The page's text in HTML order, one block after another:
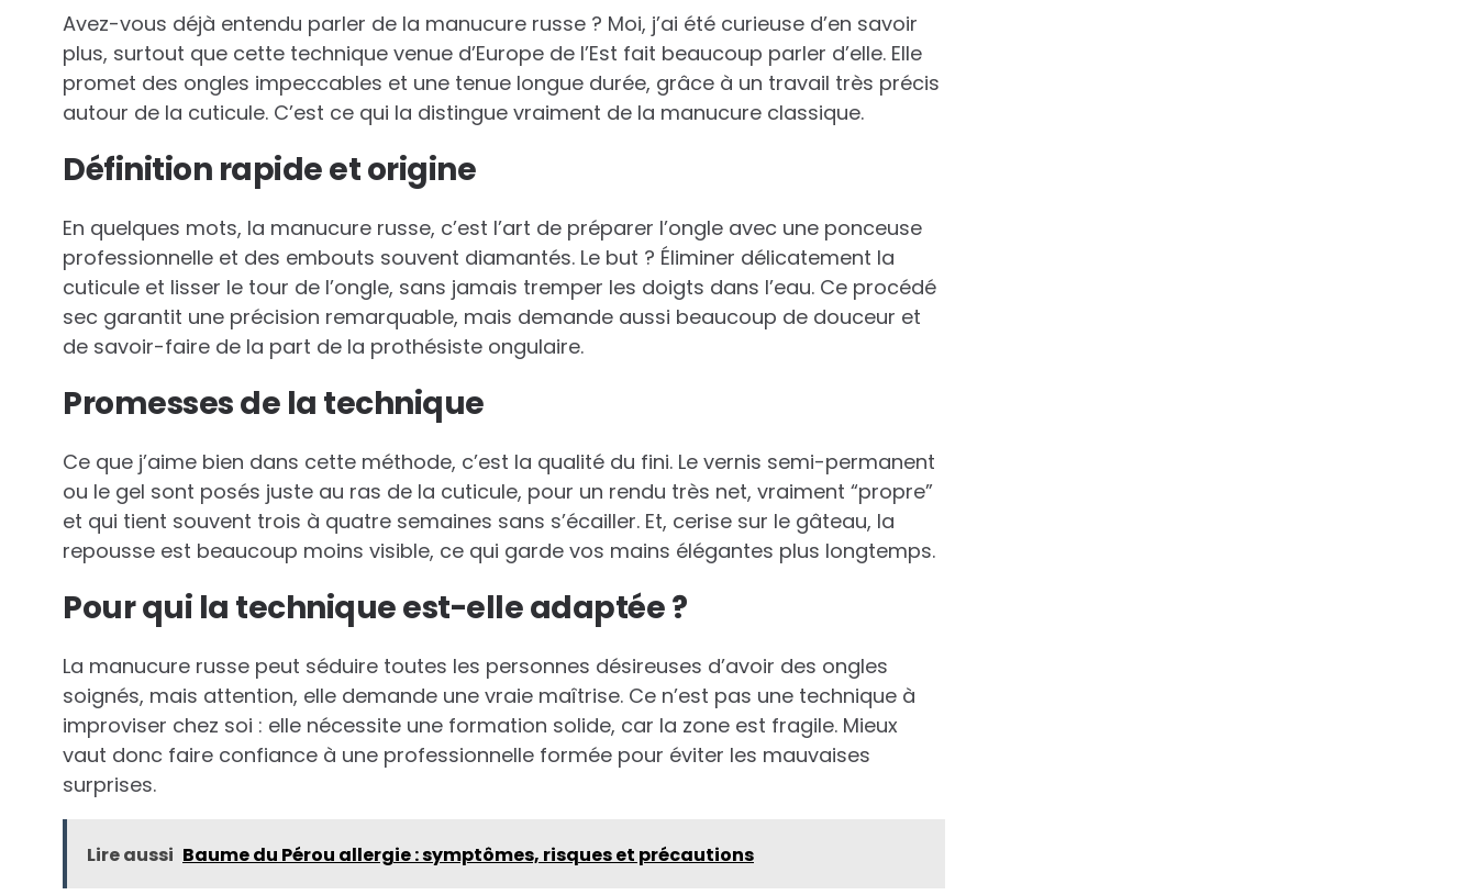
Avez-vous déjà entendu parler de la manucure russe ? Moi, j’ai été curieuse d’en savoir
plus, surtout que cette technique venue d’Europe de l’Est fait beaucoup parler d’elle. Elle
promet des ongles impeccables et une tenue longue durée, grâce à un travail très précis
autour de la cuticule. C’est ce qui la distingue vraiment de la manucure classique.
Définition rapide et origine
En quelques mots, la manucure russe, c’est l’art de préparer l’ongle avec une ponceuse
professionnelle et des embouts souvent diamantés. Le but ? Éliminer délicatement la
cuticule et lisser le tour de l’ongle, sans jamais tremper les doigts dans l’eau. Ce procédé
sec garantit une précision remarquable, mais demande aussi beaucoup de douceur et
de savoir-faire de la part de la prothésiste ongulaire.
Promesses de la technique
Ce que j’aime bien dans cette méthode, c’est la qualité du fini. Le vernis semi-permanent
ou le gel sont posés juste au ras de la cuticule, pour un rendu très net, vraiment “propre”
et qui tient souvent trois à quatre semaines sans s’écailler. Et, cerise sur le gâteau, la
repousse est beaucoup moins visible, ce qui garde vos mains élégantes plus longtemps.
Pour qui la technique est-elle adaptée ?
La manucure russe peut séduire toutes les personnes désireuses d’avoir des ongles
soignés, mais attention, elle demande une vraie maîtrise. Ce n’est pas une technique à
improviser chez soi : elle nécessite une formation solide, car la zone est fragile. Mieux
vaut donc faire confiance à une professionnelle formée pour éviter les mauvaises
surprises.
Lire aussi Baume du Pérou allergie : symptômes, risques et précautions